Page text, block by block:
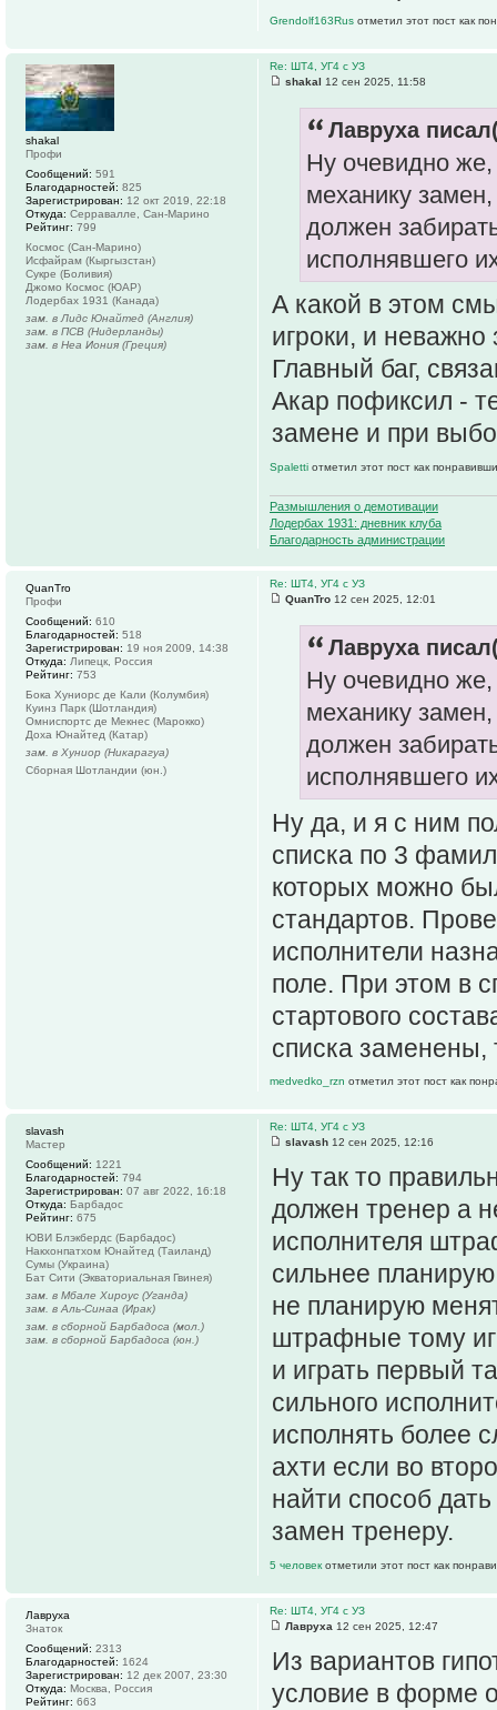
Grendolf163Rus отметил этот пост как
Re: ШТ4, УГ4 с УЗ
shakal 12 сен 2025, 11:58
Лавруха
Ну очевидно же,
механику
должен
исполнявшего
А какой в этом
игроки, и неважно
Главный баг,
Акар пофиксил -
замене и при
Spaletti отметил этот пост как
Размышления о демотивации
Лодербах 1931: дневник клуба
Благодарность администрации
shakal
Профи
Сообщений: 591
Благодарностей: 825
Зарегистрирован: 12 окт 2019, 22:18
Откуда: Серравалле, Сан-Марино
Рейтинг: 799
Космос (Сан-Марино)
Исфайрам (Кыргызстан)
Сукре (Боливия)
Джомо Космос (ЮАР)
Лодербах 1931 (Канада)
зам. в Лидс Юнайтед (Англия)
зам. в ПСВ (Нидерланды)
зам. в Неа Иония (Греция)
Re: ШТ4, УГ4 с УЗ
QuanTro 12 сен 2025, 12:01
Лавруха
Ну очевидно же,
механику
должен
исполнявшего
Ну да, и я с ним
списка по 3
которых можно
стандартов.
исполнители
поле. При этом в
стартового
списка заменены,
medvedko_rzn отметил этот пост как
QuanTro
Профи
Сообщений: 610
Благодарностей: 518
Зарегистрирован: 19 ноя 2009, 14:38
Откуда: Липецк, Россия
Рейтинг: 753
Бока Хуниорс де Кали (Колумбия)
Куинз Парк (Шотландия)
Омниспортc де Мекнес (Марокко)
Доха Юнайтед (Катар)
зам. в Хуниор (Никарагуа)
Сборная Шотландии (юн.)
Re: ШТ4, УГ4 с УЗ
slavash 12 сен 2025, 12:16
Ну так то
должен тренер а
исполнителя
сильнее
не планирую
штрафные тому
и играть первый
сильного
исполнять более
ахти если во
найти способ
замен тренеру.
5 человекотметили этот пост как
slavash
Мастер
Сообщений: 1221
Благодарностей: 794
Зарегистрирован: 07 авг 2022, 16:18
Откуда: Барбадос
Рейтинг: 675
ЮВИ Блэкбердс (Барбадос)
Накхонпатхом Юнайтед (Таиланд)
Сумы (Украина)
Бат Сити (Экваториальная Гвинея)
зам. в Мбале Хироус (Уганда)
зам. в Аль-Синаа (Ирак)
зам. в сборной Барбадоса (мол.)
зам. в сборной Барбадоса (юн.)
Re: ШТ4, УГ4 с УЗ
Лавруха 12 сен 2025, 12:47
Из вариантов
условие в форме
Лавруха
Знаток
Сообщений: 2313
Благодарностей: 1624
Зарегистрирован: 12 дек 2007, 23:30
Откуда: Москва, Россия
Рейтинг: 663